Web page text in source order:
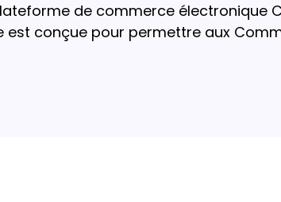
de commerce électronique
est conçue pour permettre aux